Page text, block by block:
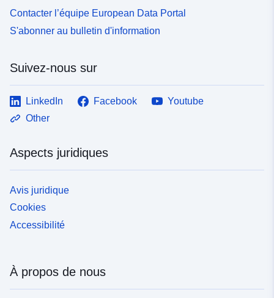
Contacter l’équipe European Data Portal
S'abonner au bulletin d'information
Suivez-nous sur
LinkedIn Facebook
Youtube
Other
Aspects juridiques
Avis juridique
Cookies
Accessibilité
À propos de nous